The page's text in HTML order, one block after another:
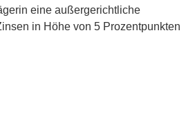
eine außergerichtliche
in Höhe von 5 Prozentpunkten